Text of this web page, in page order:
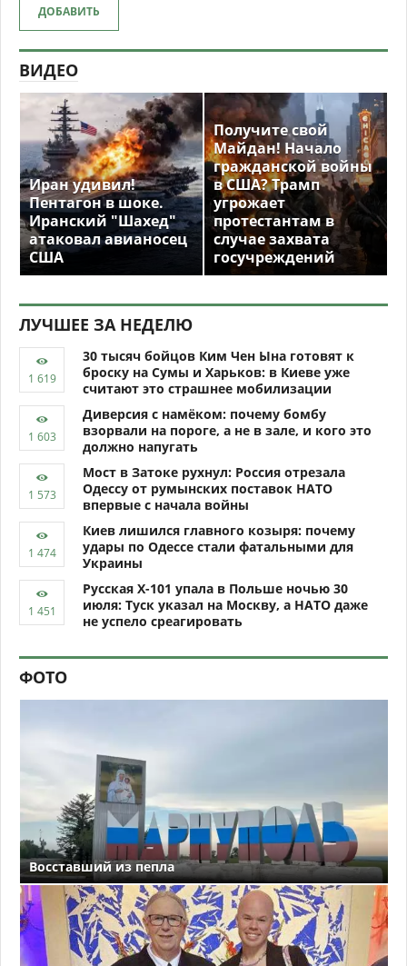
ДОБАВИТЬ
ВИДЕО
Иран удивил!
Пентагон в шоке.
Иранский "Шахед"
атаковал авианосец
США
Получите свой
Майдан! Начало
гражданской войны
в США? Трамп
угрожает
протестантам в
случае захвата
госучреждений
ЛУЧШЕЕ ЗА НЕДЕЛЮ
30 тысяч бойцов Ким Чен Ына готовят к
броску на Сумы и Харьков: в Киеве уже
считают это страшнее мобилизации
Диверсия с намёком: почему бомбу
взорвали на пороге, а не в зале, и кого это
должно напугать
Мост в Затоке рухнул: Россия отрезала
Одессу от румынских поставок НАТО
впервые с начала войны
Киев лишился главного козыря: почему
удары по Одессе стали фатальными для
Украины
Русская Х-101 упала в Польше ночью 30
июля: Туск указал на Москву, а НАТО даже
не успело среагировать
ФОТО
Восставший из пепла